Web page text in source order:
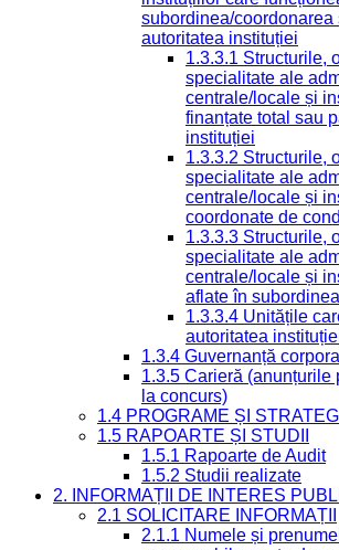
subordinea/coordonarea
autoritatea instituției
1.3.3.1 Structurile,
specialitate ale
centrale/locale și
finanțate total sau
instituției
1.3.3.2 Structurile,
specialitate ale
centrale/locale și
coordonate de
1.3.3.3 Structurile,
specialitate ale
centrale/locale și
aflate în
1.3.3.4 Unitățile
autoritatea
1.3.4 Guvernanță
1.3.5 Carieră (anunțurile
la concurs)
1.4 PROGRAME ȘI STRATEGII
1.5 RAPOARTE ȘI STUDII
1.5.1 Rapoarte de Audit
1.5.2 Studii realizate
2. INFORMAȚII DE INTERES
2.1 SOLICITARE INFORMAȚII
2.1.1 Numele și